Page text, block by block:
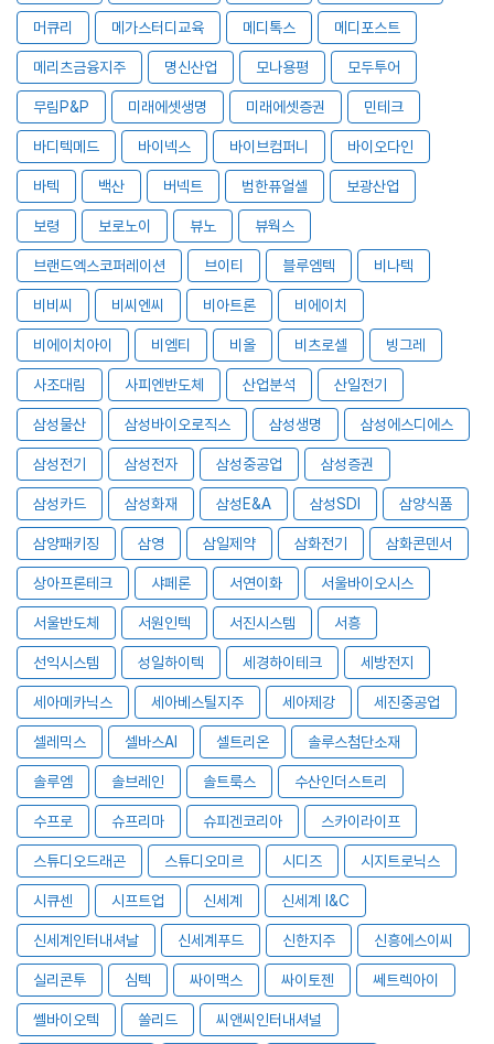
머큐리 메가스터디교육 메디톡스 메디포스트
메리츠금융지주 명신산업 모나용평 모두투어
무림P&P 미래에셋생명 미래에셋증권 민테크
바디텍메드 바이넥스 바이브컴퍼니 바이오다인
바텍 백산 버넥트 범한퓨얼셀 보광산업
보령 보로노이 뷰노 뷰웍스
브랜드엑스코퍼레이션 브이티 블루엠텍 비나텍
비비씨 비씨엔씨 비아트론 비에이치
비에이치아이 비엠티 비올 비츠로셀 빙그레
사조대림 사피엔반도체 산업분석 산일전기
삼성물산 삼성바이오로직스 삼성생명 삼성에스디에스
삼성전기 삼성전자 삼성중공업 삼성증권
삼성카드 삼성화재 삼성E&A 삼성SDI 삼양식품
삼양패키징 삼영 삼일제약 삼화전기 삼화콘덴서
상아프론테크 샤페론 서연이화 서울바이오시스
서울반도체 서원인텍 서진시스템 서흥
선익시스템 성일하이텍 세경하이테크 세방전지
세아메카닉스 세아베스틸지주 세아제강 세진중공업
셀레믹스 셀바스AI 셀트리온 솔루스첨단소재
솔루엠 솔브레인 솔트룩스 수산인더스트리
수프로 슈프리마 슈피겐코리아 스카이라이프
스튜디오드래곤 스튜디오미르 시디즈 시지트로닉스
시큐센 시프트업 신세계 신세계 I&C
신세계인터내셔날 신세계푸드 신한지주 신흥에스이씨
실리콘투 심텍 싸이맥스 싸이토젠 쎄트렉아이
쎌바이오텍 쏠리드 씨앤씨인터내셔널